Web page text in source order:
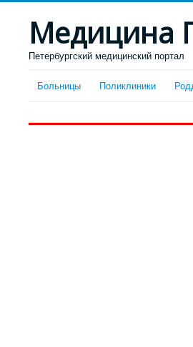
Медицина
Петербургский медицинский портал
Больницы Поликлиники